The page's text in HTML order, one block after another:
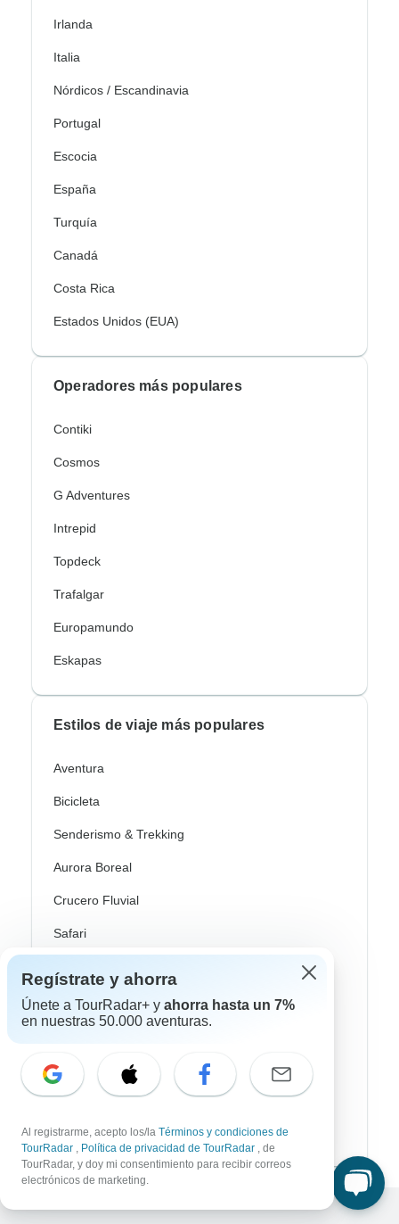
Irlanda
Italia
Nórdicos / Escandinavia
Portugal
Escocia
España
Turquía
Canadá
Costa Rica
Estados Unidos (EUA)
Operadores más populares
Contiki
Cosmos
G Adventures
Intrepid
Topdeck
Trafalgar
Europamundo
Eskapas
Estilos de viaje más populares
Aventura
Bicicleta
Senderismo & Trekking
Aurora Boreal
Crucero Fluvial
Safari
Autobus / Bus
Playa
Familia
Private
Regístrate y ahorra
Únete a TourRadar+ y ahorra hasta un 7%
en nuestras 50.000 aventuras.
Al registrarme, acepto los/la Términos y condiciones de
TourRadar , Política de privacidad de TourRadar , de
TourRadar, y doy mi consentimiento para recibir correos
electrónicos de marketing.